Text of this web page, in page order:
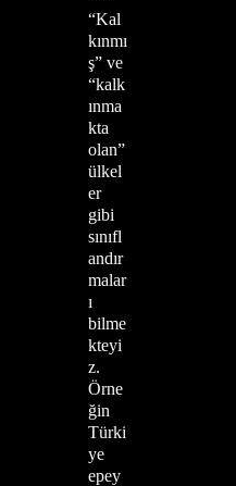
“Kal
kınmı
ş” ve
“kalk
ınma
kta
olan”
ülkel
er
gibi
sınıfl
andır
malar
ı
bilme
kteyi
z.
Örne
ğin
Türki
ye
epey